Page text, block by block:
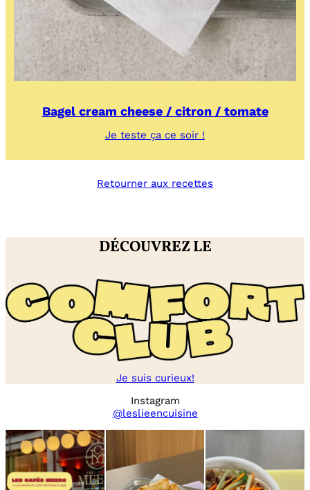
Bagel cream cheese / citron / tomate
Je teste ça ce soir !
cream
/
Retourner aux recettes
DÉCOUVREZ LE
Je suis curieux!
Instagram
@leslieencuisine